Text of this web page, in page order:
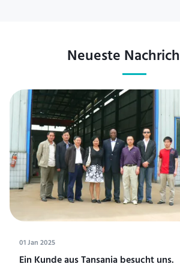
Neueste
01 Jan 2025
Ein Kunde aus Tansania besucht uns.